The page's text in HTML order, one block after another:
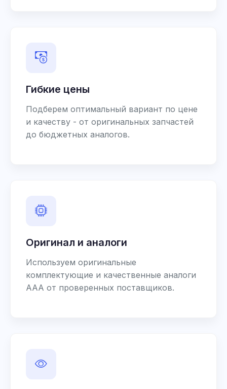
Гибкие цены
Подберем оптимальный вариант по цене
и качеству - от оригинальных запчастей
до бюджетных аналогов.
Оригинал и аналоги
Используем оригинальные
комплектующие и качественные аналоги
AAA от проверенных поставщиков.